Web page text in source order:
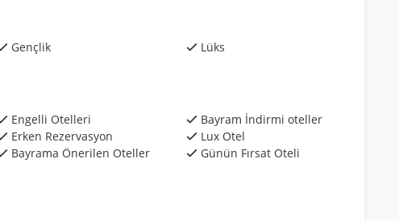
Gençlik
Lüks
Engelli Otelleri
Bayram İndirmi oteller
Erken Rezervasyon
Lux Otel
Bayrama Önerilen Oteller Günün Fırsat Oteli